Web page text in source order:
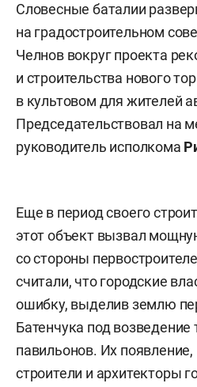
Словесные баталии
на градостроительном
Челнов вокруг проекта
и строительства нового
в культовом для жителей
Председательствовал на
руководитель исполкома
Еще в период своего
этот объект вызвал
со стороны
считали, что городские
ошибку, выделив землю
Батенчука под возведение
павильонов. Их появление,
строители и архитекторы